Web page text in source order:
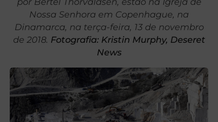
Nossa Senhora em Copenhague, na
Dinamarca, na terça-feira, 13 de novembro
de 2018. Fotografia: Kristin Murphy, Deseret
News